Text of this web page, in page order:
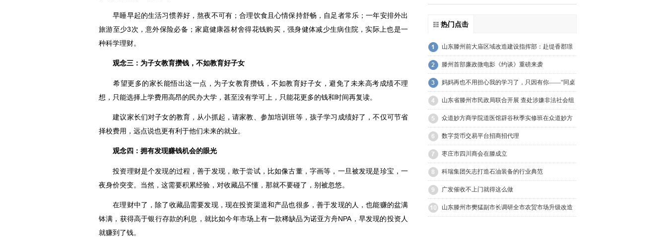
早睡早起的生活习惯养好，熬夜不可有；合理饮食且心情保持舒畅，自足者常乐；一年安排外出
旅游至少3次，意外保险必备；家庭健康器材舍得花钱购买，强身健体减少生病住院，实际上也是一
种科学理财。
观念三：为子女教育攒钱，不如教育好子女
希望更多的家长能悟出这一点，为子女教育攒钱，不如教育好子女，避免了未来高考成绩不理
想，只能选择上学费用高昂的民办大学，甚至没有学可上，只能花更多的钱和时间再复读。
建议家长们对子女的教育，从小抓起，请家教、参加培训班等，孩子学习成绩好了，不仅可节省
择校费用，远点说也更有利于他们未来的就业。
观念四：拥有发现赚钱机会的眼光
投资理财是个发现的过程，善于发现，敢于尝试，比如像古董，字画等，一旦被发现是珍宝，一
夜身价突变。当然，这需要积累经验，对收藏品不懂，那就不要碰了，别被忽悠。
在理财中了，除了收藏品需要发现，现在投资渠道和产品也很多，善于发现的人，也能赚的盆满
钵满，获得高于银行存款的利息，就比如今年市场上有一款稀缺品为诺亚方舟NPA，早发现的投资人
就赚到了钱。
热门点击
山东滕州前大庙区域改造建设指挥部：赴缇香郡璟
园调研回迁安置房屋规划建设情况
滕州首部廉政微电影《约谈》重磅来袭
妈妈再也不用担心我的学习了，只因有你——“同桌
100学习网”你好，我也好
山东省滕州市民政局联合开展 查处涉嫌非法社会组
织活动
众道妙方商学院道医馆辟谷秋季实修班在众道妙方
培训基地圆满结束
数字货币交易平台招商招代理
枣庄市四川商会在滕成立
科瑞集团矢志打造石油装备的行业典范
广发催收不上门就得这么做
山东滕州市樊猛副市长调研全市农贸市场升级改造